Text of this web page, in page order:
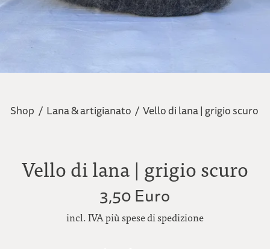
Shop / Lana & artigianato / Vello di lana | grigio scuro
Vello di lana | grigio scuro
3,50 Euro
incl. IVA più spese di spedizione